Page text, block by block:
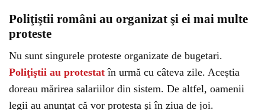
Poliţiştii români au organizat şi ei mai multe
proteste
Nu sunt singurele proteste organizate de bugetari.
Poliţiştii au protestat în urmă cu câteva zile. Aceștia
doreau mărirea salariilor din sistem. De altfel, oamenii
legii au anunţat că vor protesta şi în ziua de joi.